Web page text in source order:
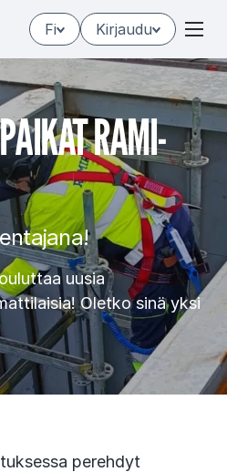
Kirjaudu
Fi
RA­MI­
uusia
Oletko sinä yksi
perehdyt